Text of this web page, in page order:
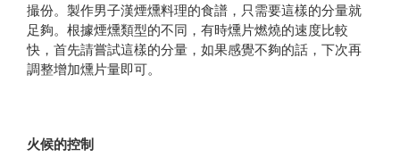
撮份。製作男子漢煙燻料理的食譜，只需要這樣的分量就
足夠。根據煙燻類型的不同，有時燻片燃燒的速度比較
快，首先請嘗試這樣的分量，如果感覺不夠的話，下次再
調整增加燻片量即可。
火候的控制